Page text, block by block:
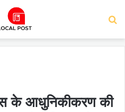
के आधुनिकीकरण की